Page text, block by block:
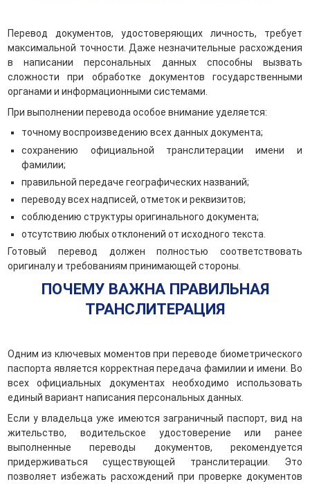
Перевод документов, удостоверяющих личность, требует
максимальной точности. Даже незначительные расхождения
в написании персональных данных способны вызвать
сложности при обработке документов государственными
органами и информационными системами.
При выполнении перевода особое внимание уделяется:
точному воспроизведению всех данных документа;
сохранению официальной транслитерации имени и
фамилии;
правильной передаче географических названий;
переводу всех надписей, отметок и реквизитов;
соблюдению структуры оригинального документа;
отсутствию любых отклонений от исходного текста.
Готовый перевод должен полностью соответствовать
оригиналу и требованиям принимающей стороны.
ПОЧЕМУ ВАЖНА ПРАВИЛЬНАЯ
ТРАНСЛИТЕРАЦИЯ
Одним из ключевых моментов при переводе биометрического
паспорта является корректная передача фамилии и имени. Во
всех официальных документах необходимо использовать
единый вариант написания персональных данных.
Если у владельца уже имеются заграничный паспорт, вид на
жительство, водительское удостоверение или ранее
выполненные переводы документов, рекомендуется
придерживаться существующей транслитерации. Это
позволяет избежать расхождений при проверке документов